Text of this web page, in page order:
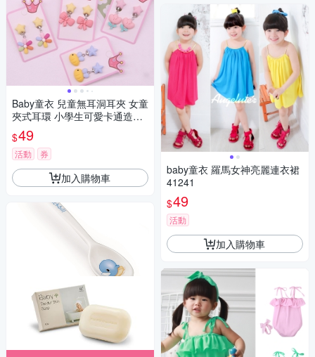
Baby童衣 兒童無耳洞耳夾 女童
夾式耳環 小學生可愛卡通造型
耳環 大人小孩都可戴 11714
$49
活動 券
加入購物車
baby童衣 羅馬女神亮麗連衣裙
41241
$49
活動
加入購物車